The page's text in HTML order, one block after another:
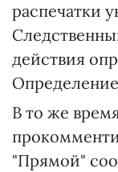
распечатки
действия
В то же
"Прямой"